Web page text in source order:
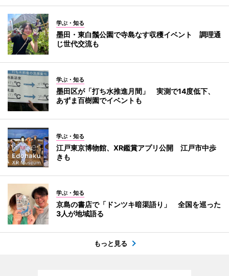
学ぶ・知る
墨田・東白鬚公園で寺島なす収穫イベント 調理通
じ世代交流も
学ぶ・知る
墨田区が「打ち水推進月間」 実測で14度低下、
あずま百樹園でイベントも
学ぶ・知る
江戸東京博物館、XR鑑賞アプリ公開 江戸市中歩
きも
学ぶ・知る
京島の書店で「ドンツキ暗渠語り」 全国を巡った
3人が地域語る
もっと見る